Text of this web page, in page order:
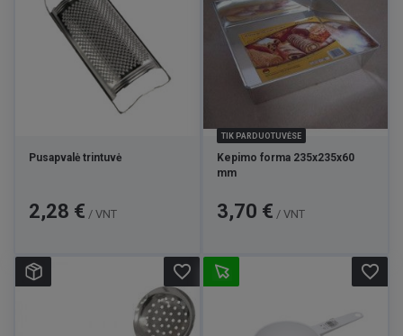
Pusapvalė trintuvė
Kaina
2,28 € / VNT
TIK PARDUOTUVĖSE
Kepimo forma 235x235x60
mm
Kaina
3,70 € / VNT
favorite_border favorite_border